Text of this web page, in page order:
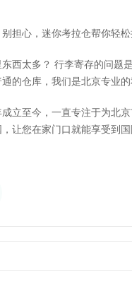
担心，迷你考拉仓帮你轻松
别着急，让迷你考拉仓来帮你解
的仓库，我们是北京专业
立至今，一直专注于为北
门口就能享受到国际级的服务体验。 我